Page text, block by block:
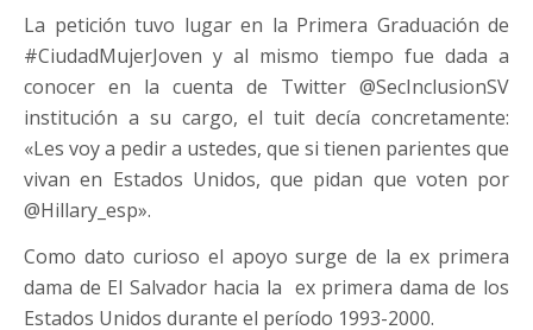
La petición tuvo lugar en la Primera Graduación de
#CiudadMujerJoven y al mismo tiempo fue dada a
conocer en la cuenta de Twitter @SecInclusionSV
institución a su cargo, el tuit decía concretamente:
«Les voy a pedir a ustedes, que si tienen parientes que
vivan en Estados Unidos, que pidan que voten por
@Hillary_esp».
Como dato curioso el apoyo surge de la ex primera
dama de El Salvador hacia la ex primera dama de los
Estados Unidos durante el período 1993-2000.